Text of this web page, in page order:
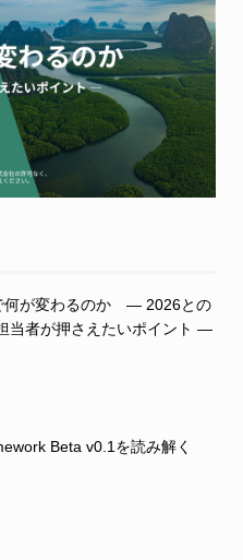
何が変わるのか ― 2026との
当者が押さえたいポイント ―
Beta v0.1を読み解く